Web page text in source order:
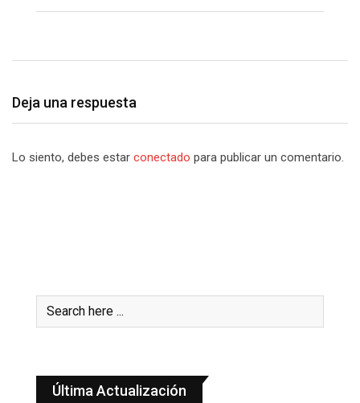
Deja una respuesta
Lo siento, debes estar conectado para publicar un comentario.
Última Actualización